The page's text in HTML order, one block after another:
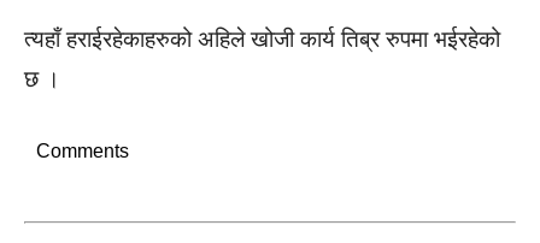
त्यहाँ हराईरहेकाहरुको अहिले खोजी कार्य तिब्र रुपमा भईरहेको
छ ।
Comments